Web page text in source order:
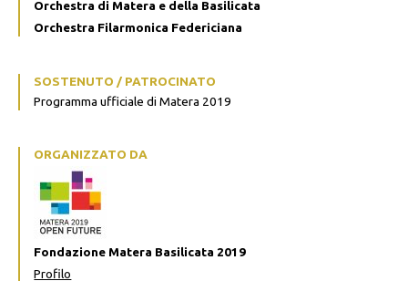
Orchestra di Matera e della Basilicata
Orchestra Filarmonica Federiciana
SOSTENUTO / PATROCINATO
Programma ufficiale di Matera 2019
ORGANIZZATO DA
Fondazione Matera Basilicata 2019
Profilo